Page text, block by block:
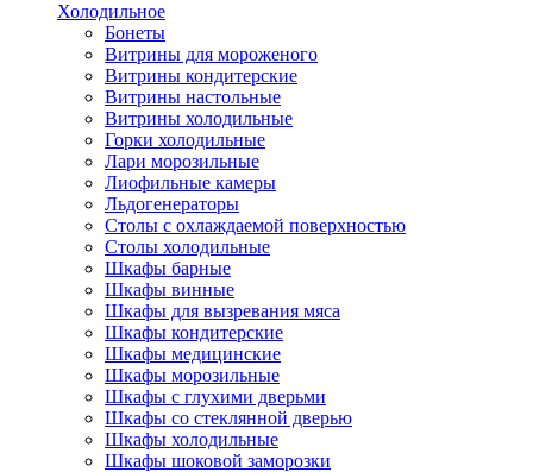
Холодильное
Бонеты
Витрины для мороженого
Витрины кондитерские
Витрины настольные
Витрины холодильные
Горки холодильные
Лари морозильные
Лиофильные камеры
Льдогенераторы
Столы с охлаждаемой поверхностью
Столы холодильные
Шкафы барные
Шкафы винные
Шкафы для вызревания мяса
Шкафы кондитерские
Шкафы медицинские
Шкафы морозильные
Шкафы с глухими дверьми
Шкафы со стеклянной дверью
Шкафы холодильные
Шкафы шоковой заморозки